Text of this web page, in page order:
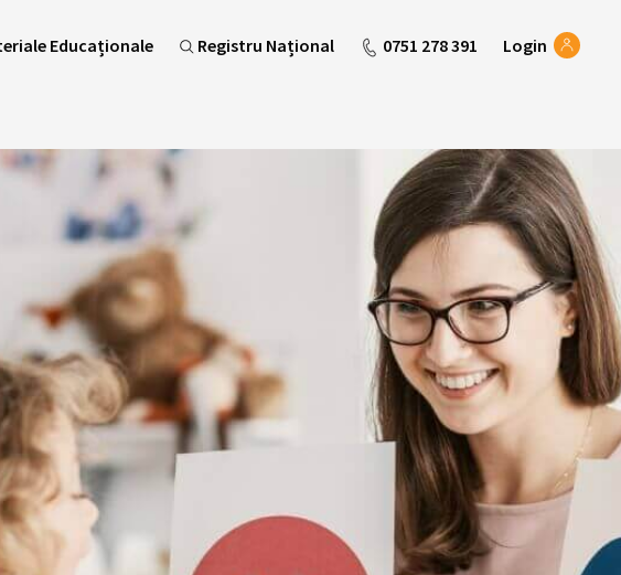
Educaționale Registru Național 0751 278 391 Login